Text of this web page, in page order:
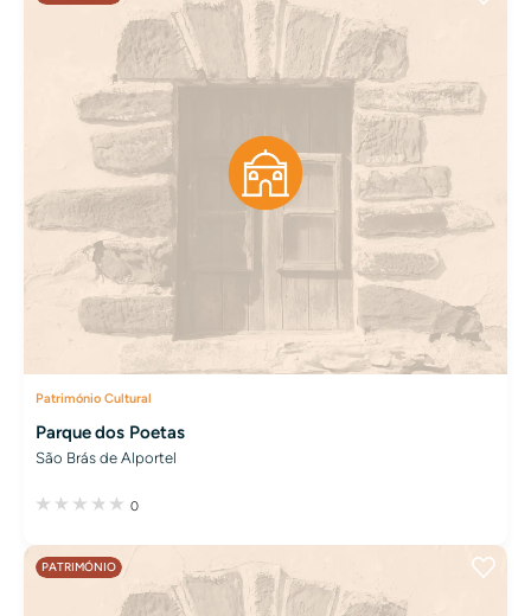
Património Cultural
Parque dos Poetas
São Brás de Alportel
0
PATRIMÓNIO